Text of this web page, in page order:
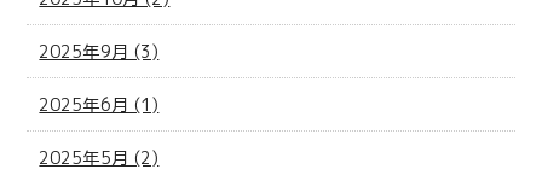
2025年9月 (3)
2025年6月 (1)
2025年5月 (2)